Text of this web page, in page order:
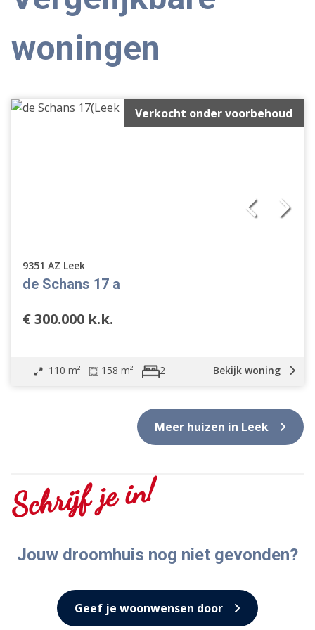
woningen
Verkocht onder voorbehoud
9351 AZ Leek
de Schans 17 a
€ 300.000 k.k.
110 m² 158 m² 2 Bekijk woning
Meer huizen in Leek
Jouw droomhuis nog niet gevonden?
Schrijf je in!
Geef je woonwensen door